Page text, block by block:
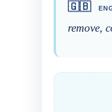
🇬🇧
remove,